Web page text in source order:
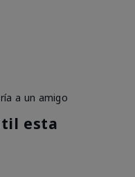
a un amigo
esta